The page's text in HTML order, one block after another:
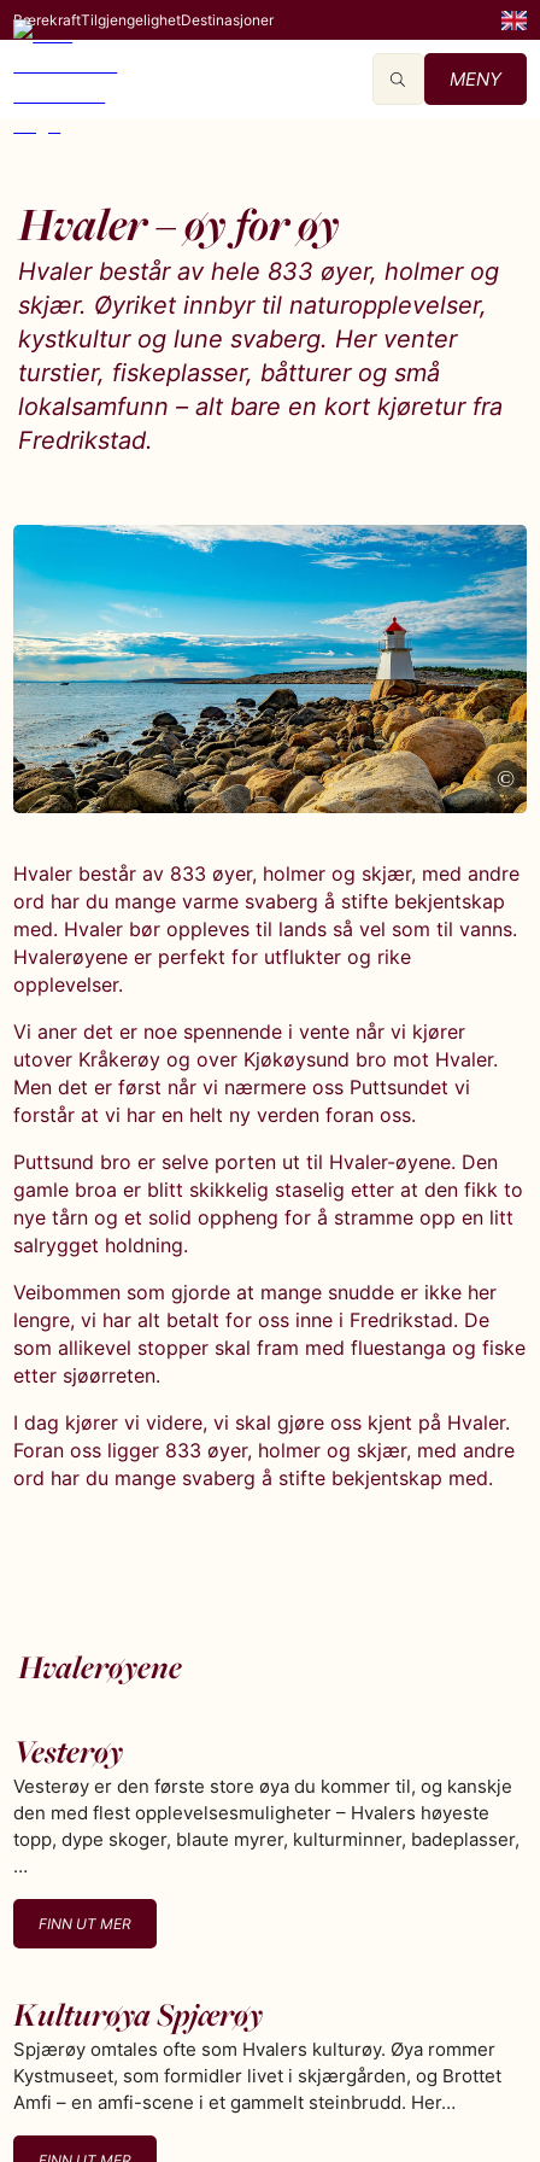
BærekraftTilgjengelighetDestinasjoner
MENY
Hvaler – øy for øy
Hvaler består av hele 833 øyer, holmer og
skjær. Øyriket innbyr til naturopplevelser,
kystkultur og lune svaberg. Her venter
turstier, fiskeplasser, båtturer og små
lokalsamfunn – alt bare en kort kjøretur fra
Fredrikstad.
©
Hvaler består av 833 øyer, holmer og skjær, med andre
ord har du mange varme svaberg å stifte bekjentskap
med. Hvaler bør oppleves til lands så vel som til vanns.
Hvalerøyene er perfekt for utflukter og rike
opplevelser.
Vi aner det er noe spennende i vente når vi kjører
utover Kråkerøy og over Kjøkøysund bro mot Hvaler.
Men det er først når vi nærmere oss Puttsundet vi
forstår at vi har en helt ny verden foran oss.
Puttsund bro er selve porten ut til Hvaler-øyene. Den
gamle broa er blitt skikkelig staselig etter at den fikk to
nye tårn og et solid oppheng for å stramme opp en litt
salrygget holdning.
Veibommen som gjorde at mange snudde er ikke her
lengre, vi har alt betalt for oss inne i Fredrikstad. De
som allikevel stopper skal fram med fluestanga og fiske
etter sjøørreten.
I dag kjører vi videre, vi skal gjøre oss kjent på Hvaler.
Foran oss ligger 833 øyer, holmer og skjær, med andre
ord har du mange svaberg å stifte bekjentskap med.
Hvalerøyene
Vesterøy
Vesterøy er den første store øya du kommer til, og kanskje
den med flest opplevelsesmuligheter – Hvalers høyeste
topp, dype skoger, blaute myrer, kulturminner, badeplasser,
…
FINN UT MER
Kulturøya Spjærøy
Spjærøy omtales ofte som Hvalers kulturøy. Øya rommer
Kystmuseet, som formidler livet i skjærgården, og Brottet
Amfi – en amfi-scene i et gammelt steinbrudd. Her…